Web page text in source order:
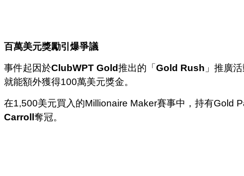
百萬美元獎勵引爆爭議
事件起因於ClubWPT Gold推出的「Gold Rush 」推廣
就能額外獲得100萬美元獎金。
在1,500美元買入的Millionaire Maker賽事中，持有Gold
Carroll奪冠。